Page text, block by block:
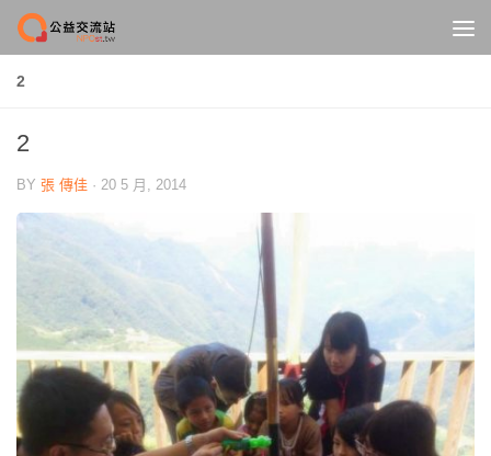
Skip to content
2
2
BY 張 傳佳 · 20 5 月, 2014